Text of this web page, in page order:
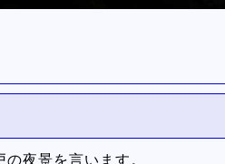
夜景を言います。